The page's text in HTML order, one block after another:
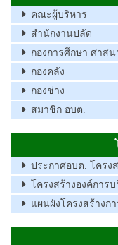
คณะผู้บริหาร
สำนักงานปลัด
กองการศึกษา ศาส
กองคลัง
กองช่าง
สมาชิก อบต.
ประกาศอบต. โครง
โครงสร้างองค์การ
แผนผังโครงสร้างก